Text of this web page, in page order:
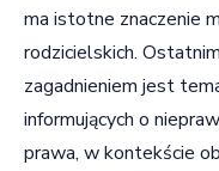
ma istotne znaczenie
rodzicielskich.
zagadnieniem jest
informujących o
prawa, w kontekście